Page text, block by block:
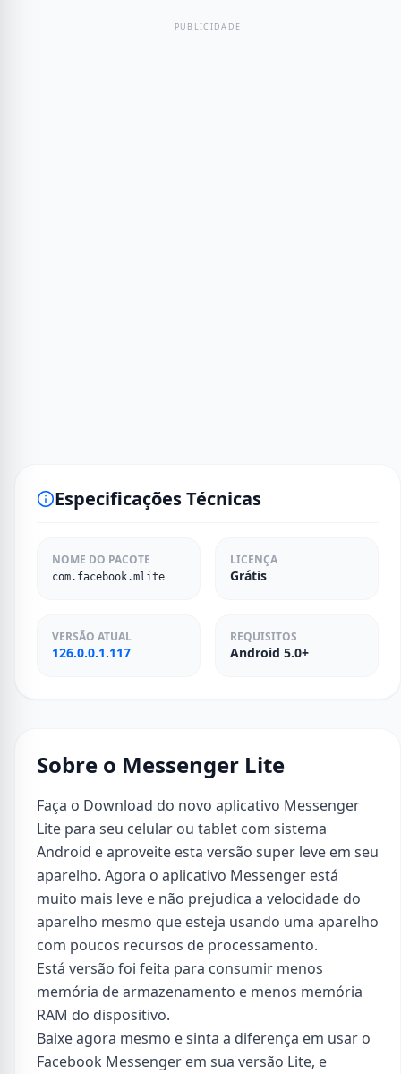
PUBLICIDADE
Especificações Técnicas
NOME DO PACOTE
com.facebook.mlite
LICENÇA
Grátis
VERSÃO ATUAL
126.0.0.1.117
REQUISITOS
Android 5.0+
Sobre o Messenger Lite
Faça o Download do novo aplicativo Messenger
Lite para seu celular ou tablet com sistema
Android e aproveite esta versão super leve em seu
aparelho. Agora o aplicativo Messenger está
muito mais leve e não prejudica a velocidade do
aparelho mesmo que esteja usando uma aparelho
com poucos recursos de processamento.
Está versão foi feita para consumir menos
memória de armazenamento e menos memória
RAM do dispositivo.
Baixe agora mesmo e sinta a diferença em usar o
Facebook Messenger em sua versão Lite, e